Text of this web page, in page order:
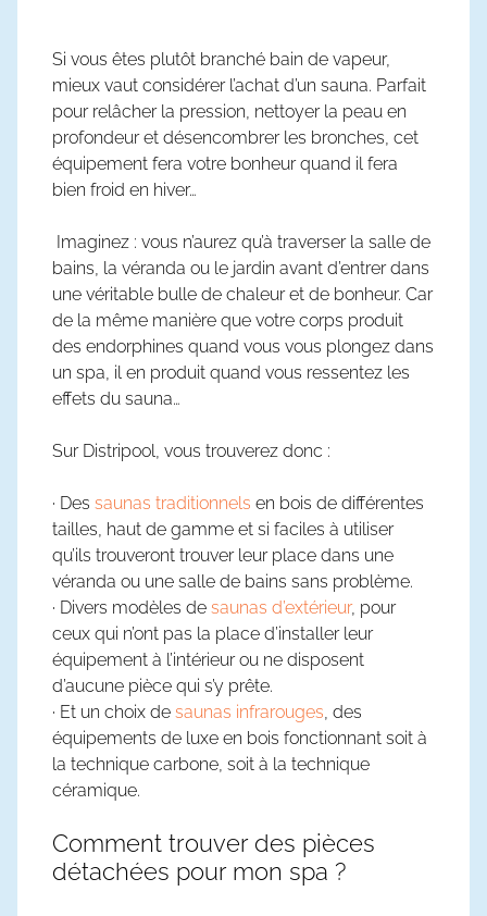
Si vous êtes plutôt branché bain de vapeur,
mieux vaut considérer l’achat d’un sauna. Parfait
pour relâcher la pression, nettoyer la peau en
profondeur et désencombrer les bronches, cet
équipement fera votre bonheur quand il fera
bien froid en hiver…
Imaginez : vous n’aurez qu’à traverser la salle de
bains, la véranda ou le jardin avant d’entrer dans
une véritable bulle de chaleur et de bonheur. Car
de la même manière que votre corps produit
des endorphines quand vous vous plongez dans
un spa, il en produit quand vous ressentez les
effets du sauna…
Sur Distripool, vous trouverez donc :
· Des saunas traditionnels en bois de différentes
tailles, haut de gamme et si faciles à utiliser
qu’ils trouveront trouver leur place dans une
véranda ou une salle de bains sans problème.
· Divers modèles de saunas d’extérieur, pour
ceux qui n’ont pas la place d’installer leur
équipement à l’intérieur ou ne disposent
d’aucune pièce qui s’y prête.
· Et un choix de saunas infrarouges, des
équipements de luxe en bois fonctionnant soit à
la technique carbone, soit à la technique
céramique.
Comment trouver des pièces
détachées pour mon spa ?